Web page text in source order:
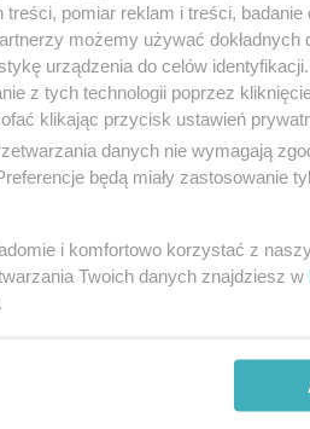
640 zł,
Reakcja
pomiar reklam i treści, badanie
możemy używać dokładnych
urządzenia do celów
z tych technologii poprzez kliknięcie
klikając przycisk ustawień
danych nie wymagają
będą miały zastosowanie
i komfortowo korzystać z
Twoich danych znajdziesz w